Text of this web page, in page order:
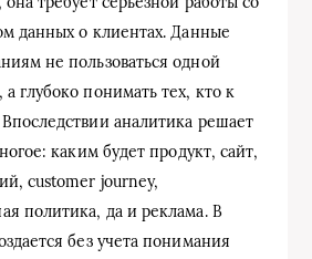
данных о клиентах. Данные
не пользоваться одной
глубоко понимать тех, кто к
аналитика решает
каким будет продукт, сайт,
customer journey,
политика, да и реклама. В
без учета понимания